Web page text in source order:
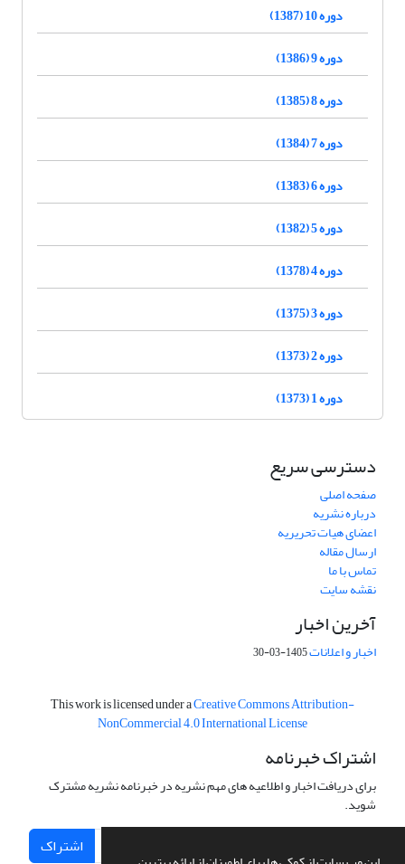
دوره 10 (1387)
دوره 9 (1386)
دوره 8 (1385)
دوره 7 (1384)
دوره 6 (1383)
دوره 5 (1382)
دوره 4 (1378)
دوره 3 (1375)
دوره 2 (1373)
دوره 1 (1373)
دسترسی سریع
صفحه اصلی
درباره نشریه
اعضای هیات تحریریه
ارسال مقاله
تماس با ما
نقشه سایت
آخرین اخبار
اخبار و اعلانات1405-03-30
This work is licensed under aCreative Commons Attribution-
NonCommercial 4.0 International License
اشتراک خبرنامه
برای دریافت اخبار و اطلاعیه های مهم نشریه در خبرنامه نشریه مشترک
شوید.
اشتراک